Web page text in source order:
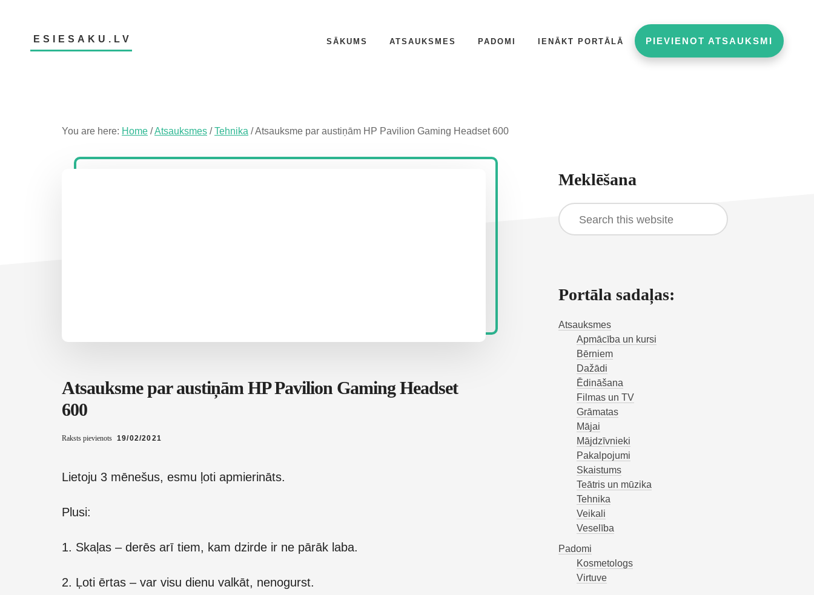
ESIESAKU.LV
SĀKUMS ATSAUKSMES PADOMI IENĀKT PORTĀLĀ PIEVIENOT ATSAUKSMI
You are here: Home /Atsauksmes / Tehnika /Atsauksme par austiņām HP Pavilion Gaming Headset 600
Atsauksme par austiņām HP Pavilion Gaming Headset
600
Raksts pievienots 19/02/2021
Lietoju 3 mēnešus, esmu ļoti apmierināts.
Plusi:
1. Skaļas – derēs arī tiem, kam dzirde ir ne pārāk laba.
2. Ļoti ērtas – var visu dienu valkāt, nenogurst.
Sidebar
Meklēšana
Search
this
website
Portāla sadaļas:
Atsauksmes
Apmācība un kursi
Bērniem
Dažādi
Ēdināšana
Filmas un TV
Grāmatas
Mājai
Mājdzīvnieki
Pakalpojumi
Skaistums
Teātris un mūzika
Tehnika
Veikali
Veselība
Padomi
Kosmetologs
Virtuve